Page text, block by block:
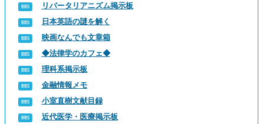
リバータリアニズム掲示板
日本英語の謎を解く
映画なんでも文章箱
◆法律学のカフェ◆
理科系掲示板
金融情報メモ
小室直樹文献目録
近代医学・医療掲示板